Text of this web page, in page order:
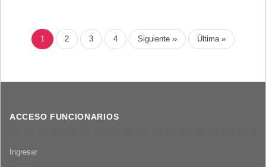
PAGINACIÓN
Página
actual
1 Page
2 Page
3 Page
4
Siguiente
página
Siguiente ››
Última
página
Última »
ACCESO FUNCIONARIOS
Ingresar